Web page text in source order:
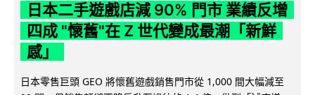
日本二手遊戲店減 90% 門市 業績反增
四成 "懷舊"在 Z 世代變成最潮「新鮮
感」
日本零售巨頭 GEO 將懷舊遊戲銷售門市從 1,000 間大幅減至